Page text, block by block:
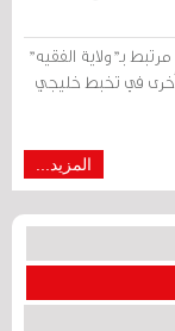
بـ"ولاية الفقيه"
في تخبط خليجي
المزيد...